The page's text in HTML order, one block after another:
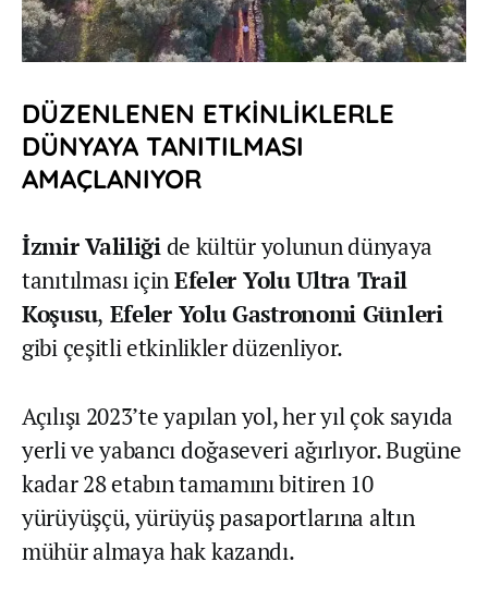
DÜZENLENEN ETKİNLİKLERLE
DÜNYAYA TANITILMASI
AMAÇLANIYOR
İzmir Valiliğide kültür yolunun dünyaya
tanıtılması içinEfeler Yolu Ultra Trail
Koşusu, Efeler Yolu Gastronomi Günleri
gibi çeşitli etkinlikler düzenliyor.
Açılışı 2023’te yapılan yol, her yıl çok sayıda
yerli ve yabancı doğaseveri ağırlıyor. Bugüne
kadar 28 etabın tamamını bitiren 10
yürüyüşçü, yürüyüş pasaportlarına altın
mühür almaya hak kazandı.